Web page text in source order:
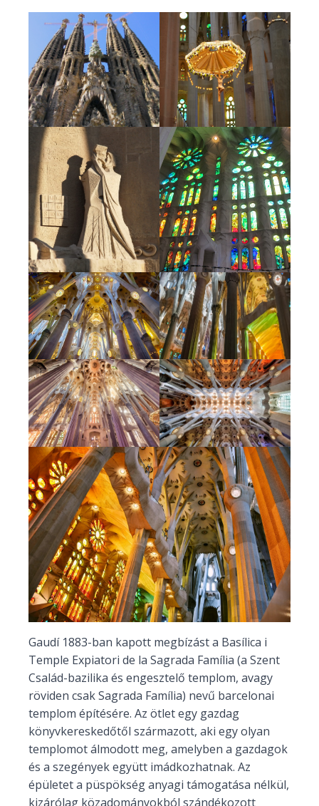
Gaudí 1883-ban kapott megbízást a Basílica i
Temple Expiatori de la Sagrada Família (a Szent
Család-bazilika és engesztelő templom, avagy
röviden csak Sagrada Família) nevű barcelonai
templom építésére. Az ötlet egy gazdag
könyvkereskedőtől származott, aki egy olyan
templomot álmodott meg, amelyben a gazdagok
és a szegények együtt imádkozhatnak. Az
épületet a püspökség anyagi támogatása nélkül,
kizárólag közadományokból szándékozott